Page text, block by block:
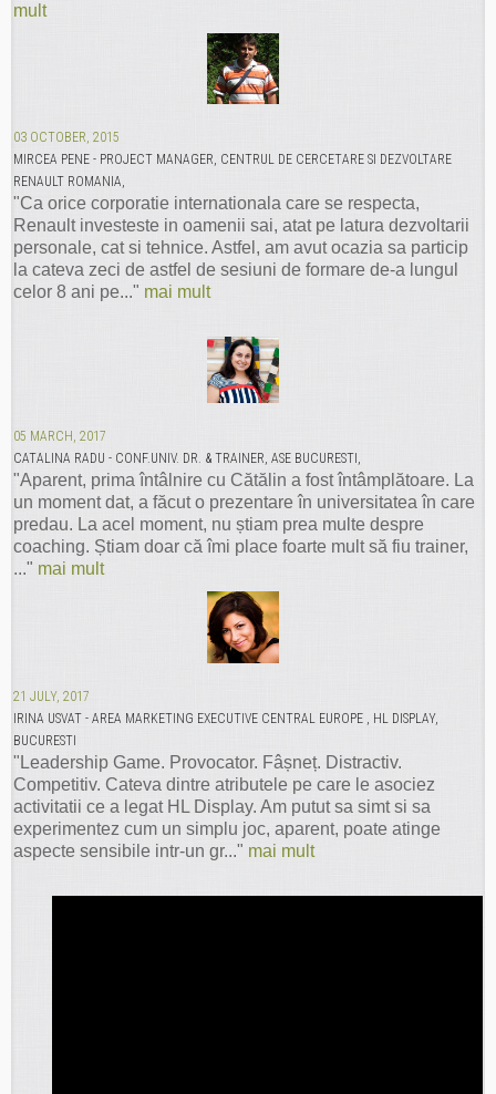
mult
03 OCTOBER, 2015
MIRCEA PENE - PROJECT MANAGER, CENTRUL DE CERCETARE SI DEZVOLTARE
RENAULT ROMANIA,
"Ca orice corporatie internationala care se respecta,
Renault investeste in oamenii sai, atat pe latura dezvoltarii
personale, cat si tehnice. Astfel, am avut ocazia sa particip
la cateva zeci de astfel de sesiuni de formare de-a lungul
celor 8 ani pe..." mai mult
05 MARCH, 2017
CATALINA RADU - CONF.UNIV. DR. & TRAINER, ASE BUCURESTI,
"Aparent, prima întâlnire cu Cătălin a fost întâmplătoare. La
un moment dat, a făcut o prezentare în universitatea în care
predau. La acel moment, nu știam prea multe despre
coaching. Știam doar că îmi place foarte mult să fiu trainer,
..." mai mult
21 JULY, 2017
IRINA USVAT - AREA MARKETING EXECUTIVE CENTRAL EUROPE , HL DISPLAY,
BUCURESTI
"Leadership Game. Provocator. Fâșneț. Distractiv.
Competitiv. Cateva dintre atributele pe care le asociez
activitatii ce a legat HL Display. Am putut sa simt si sa
experimentez cum un simplu joc, aparent, poate atinge
aspecte sensibile intr-un gr..." mai mult